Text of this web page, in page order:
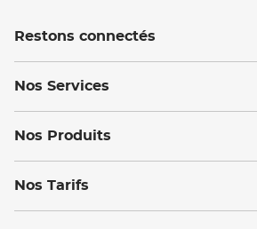
Restons connectés
Nos Services
Nos Produits
Nos Tarifs